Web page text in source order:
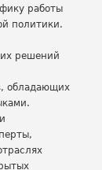
работы
политики.
решений
обладающих